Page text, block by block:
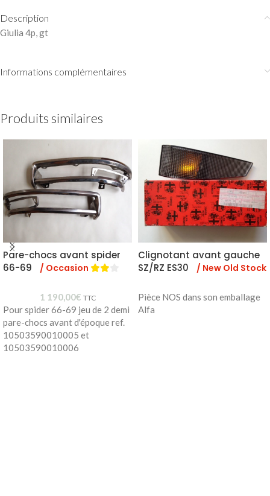
Description
Giulia 4p, gt
Informations complémentaires
Produits similaires
Pare-chocs avant spider
66-69
/ Occasion
1 190,00€ TTC
Pour spider 66-69 jeu de 2 demi
pare-chocs avant d'époque ref.
10503590010005 et
10503590010006
Clignotant avant gauche
SZ/RZ ES30
/ New Old Stock
Pièce NOS dans son emballage
Alfa